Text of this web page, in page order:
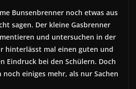
Bunsenbrenner noch etwas aus
sagen. Der kleine Gasbrenner
und untersuchen in der
hinterlässt mal einen guten und
Eindruck bei den Schülern. Doch
einiges mehr, als nur Sachen